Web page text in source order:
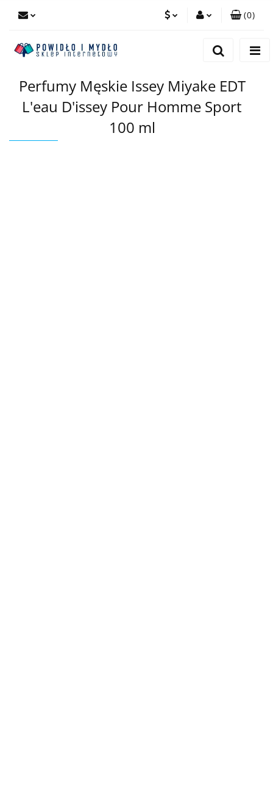
Dodaj zgłoszenie
(0)
Perfumy Męskie Issey Miyake EDT
L'eau D'issey Pour Homme Sport
100 ml